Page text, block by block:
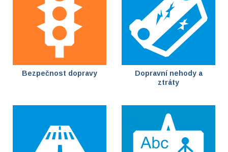
Bezpečnost dopravy
Dopravní nehody a
ztráty